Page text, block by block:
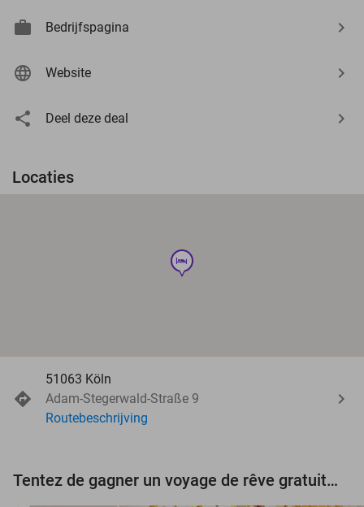
Bedrijfspagina
Website
Deel deze deal
Locaties
hotel
51063 Köln
Adam-Stegerwald-Straße 9
Routebeschrijving
Tentez de gagner un voyage de rêve gratuit d'une valeur de 3.000 € !